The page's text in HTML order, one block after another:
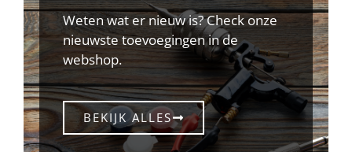
Weten wat er nieuw is? Check onze
nieuwste toevoegingen in de
webshop.
BEKIJK ALLES